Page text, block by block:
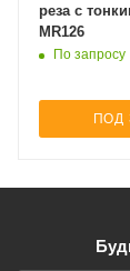
реза с
MR126
По запросу
ПОД